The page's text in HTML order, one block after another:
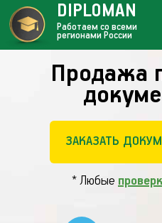
Продажа
ЗАКАЗАТЬ
* Любые
DIPLOMAN
Работаем со всеми
регионами России